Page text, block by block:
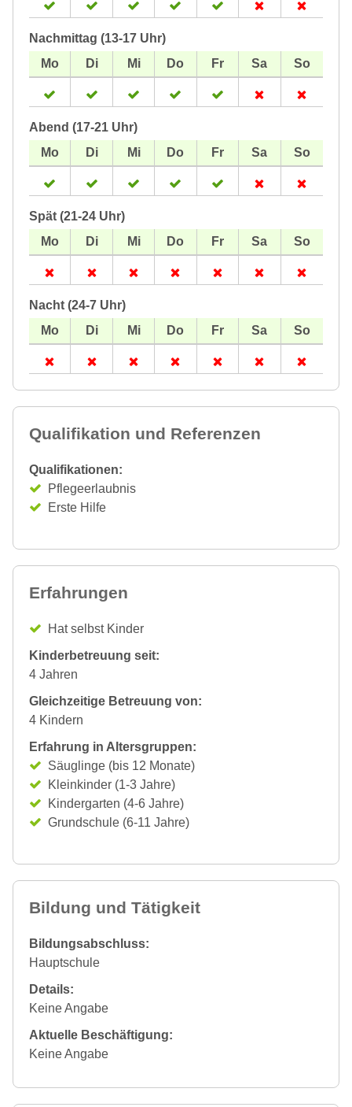
Nachmittag (13-17 Uhr)
Abend (17-21 Uhr)
Spät (21-24 Uhr)
Nacht (24-7 Uhr)
Qualifikation und Referenzen
Qualifikationen:
Pflegeerlaubnis
Erste Hilfe
Erfahrungen
Hat selbst Kinder
Kinderbetreuung seit:
4 Jahren
Gleichzeitige Betreuung von:
4 Kindern
Erfahrung in Altersgruppen:
Säuglinge (bis 12 Monate)
Kleinkinder (1-3 Jahre)
Kindergarten (4-6 Jahre)
Grundschule (6-11 Jahre)
Bildung und Tätigkeit
Bildungsabschluss:
Hauptschule
Details:
Keine Angabe
Aktuelle Beschäftigung:
Keine Angabe